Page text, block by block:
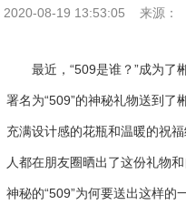
2020-08-19 13:53:05 来源：
最近，“509是谁？”成为了
署名为“509”的神秘礼物送到了
充满设计感的花瓶和温暖的祝
人都在朋友圈晒出了这份礼物
神秘的“509”为何要送出这样的